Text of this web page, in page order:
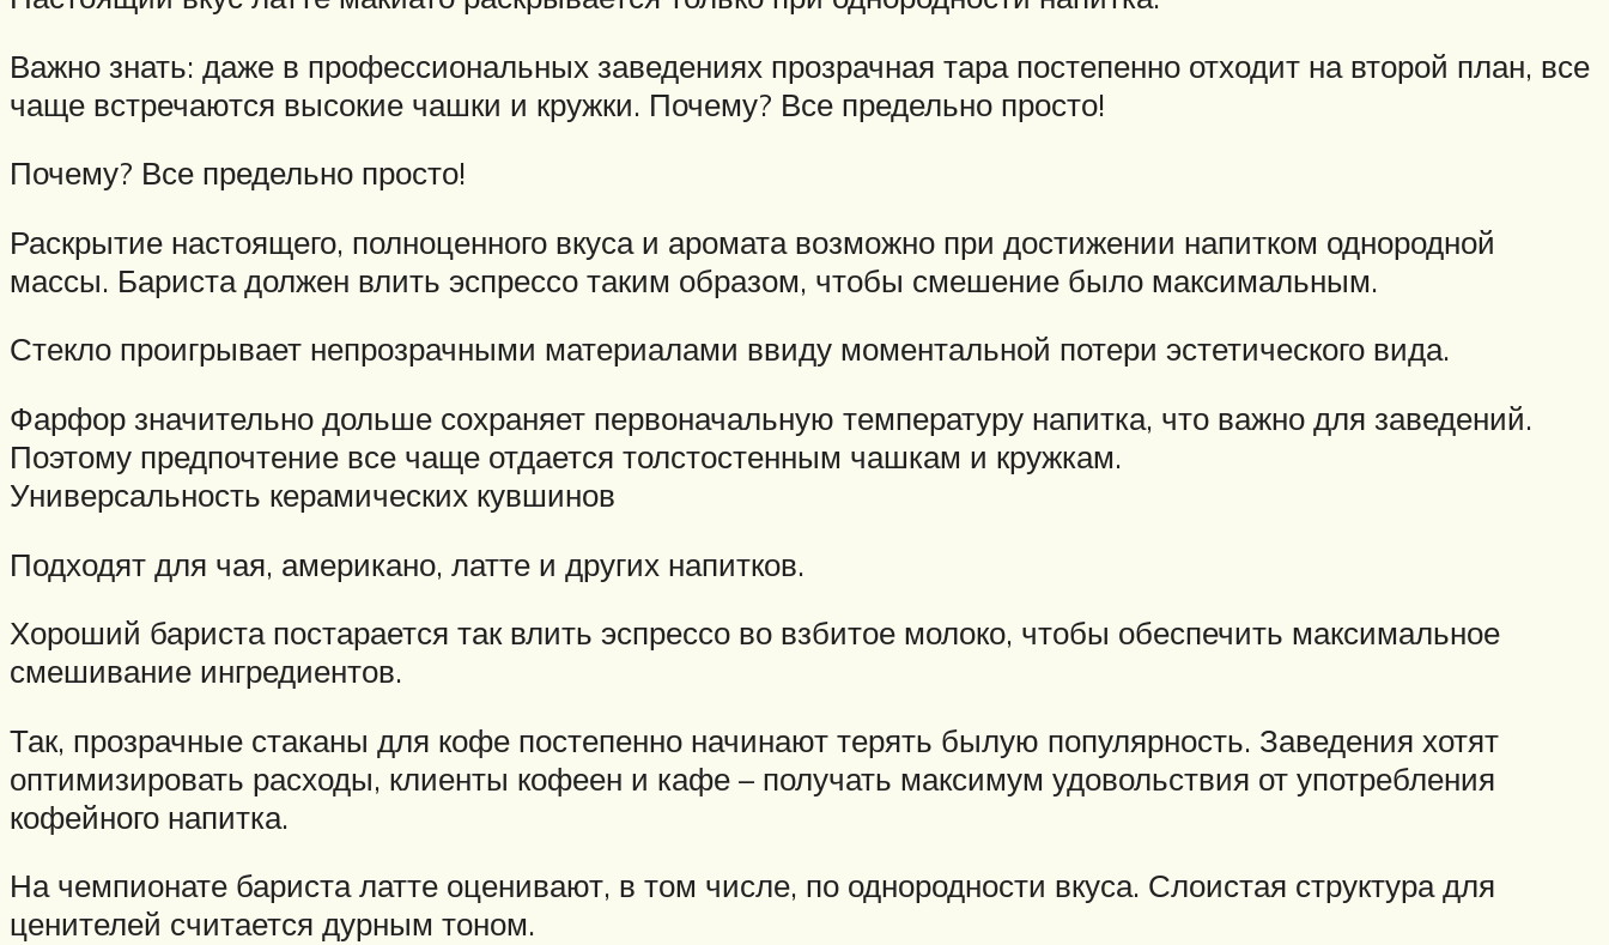
Важно знать: даже в профессиональных заведениях прозрачная тара постепенно отходит на второй план, все
чаще встречаются высокие чашки и кружки. Почему? Все предельно просто!
Почему? Все предельно просто!
Раскрытие настоящего, полноценного вкуса и аромата возможно при достижении напитком однородной
массы. Бариста должен влить эспрессо таким образом, чтобы смешение было максимальным.
Стекло проигрывает непрозрачными материалами ввиду моментальной потери эстетического вида.
Фарфор значительно дольше сохраняет первоначальную температуру напитка, что важно для заведений.
Поэтому предпочтение все чаще отдается толстостенным чашкам и кружкам.
Универсальность керамических кувшинов
Подходят для чая, американо, латте и других напитков.
Хороший бариста постарается так влить эспрессо во взбитое молоко, чтобы обеспечить максимальное
смешивание ингредиентов.
Так, прозрачные стаканы для кофе постепенно начинают терять былую популярность. Заведения хотят
оптимизировать расходы, клиенты кофеен и кафе – получать максимум удовольствия от употребления
кофейного напитка.
На чемпионате бариста латте оценивают, в том числе, по однородности вкуса. Слоистая структура для
ценителей считается дурным тоном.